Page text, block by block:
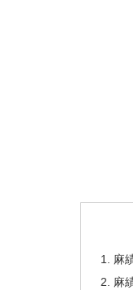
麻
麻